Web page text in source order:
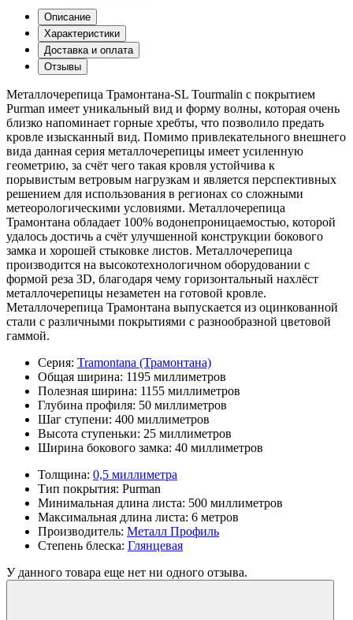
Описание
Характеристики
Доставка и оплата
Отзывы
Металлочерепица Трамонтана-SL Tourmalin с покрытием
Purman имеет уникальный вид и форму волны, которая очень
близко напоминает горные хребты, что позволило предать
кровле изысканный вид. Помимо привлекательного внешнего
вида данная серия металлочерепицы имеет усиленную
геометрию, за счёт чего такая кровля устойчива к
порывистым ветровым нагрузкам и является перспективных
решением для использования в регионах со сложными
метеорологическими условиями. Металлочерепица
Трамонтана обладает 100% водонепроницаемостью, которой
удалось достичь а счёт улучшенной конструкции бокового
замка и хорошей стыковке листов. Металлочерепица
производится на высокотехнологичном оборудовании с
формой реза 3D, благодаря чему горизонтальный нахлёст
металлочерепицы незаметен на готовой кровле.
Металлочерепица Трамонтана выпускается из оцинкованной
стали с различными покрытиями с разнообразной цветовой
гаммой.
Серия: Tramontana (Трамонтана)
Общая ширина: 1195 миллиметров
Полезная ширина: 1155 миллиметров
Глубина профиля: 50 миллиметров
Шаг ступени: 400 миллиметров
Высота ступеньки: 25 миллиметров
Ширина бокового замка: 40 миллиметров
Толщина: 0,5 миллиметра
Тип покрытия: Purman
Минимальная длина листа: 500 миллиметров
Максимальная длина листа: 6 метров
Производитель: Металл Профиль
Степень блеска: Глянцевая
У данного товара еще нет ни одного отзыва.